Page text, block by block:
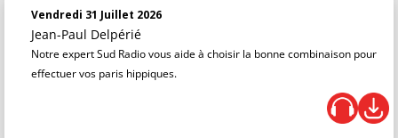
Vendredi 31 Juillet 2026
Jean-Paul Delpérié
Notre expert Sud Radio vous aide à choisir la bonne combinaison pour
effectuer vos paris hippiques.